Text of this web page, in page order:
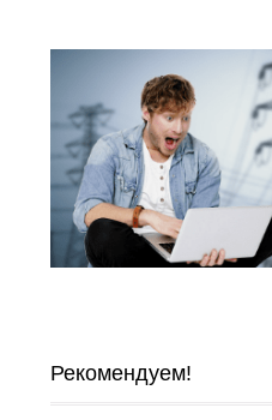
Рекомендуем!